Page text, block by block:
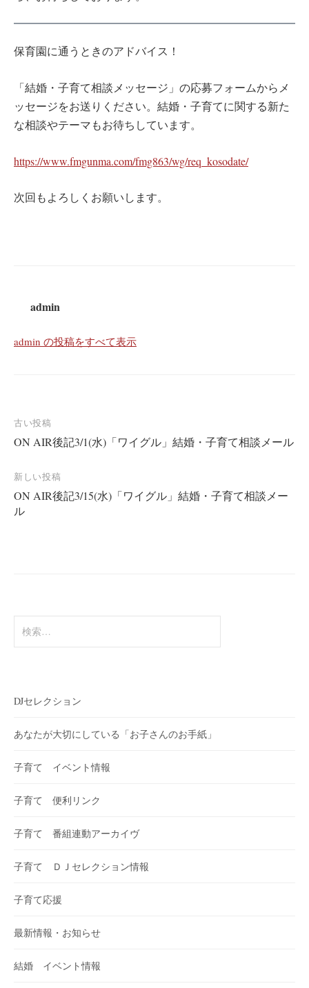
保育園に通うときのアドバイス！
「結婚・子育て相談メッセージ」の応募フォームからメ
ッセージをお送りください。結婚・子育てに関する新た
な相談やテーマもお待ちしています。
https://www.fmgunma.com/fmg863/wg/req_kosodate/
次回もよろしくお願いします。
admin
admin の投稿をすべて表示
投
稿
ナ
ビ
ゲ
古い投稿
ON AIR後記3/1(水)「ワイグル」結婚・子育て相談メール
新しい投稿
ON AIR後記3/15(水)「ワイグル」結婚・子育て相談メー
ル
索:
DJセレクション
あなたが大切にしている「お子さんのお手紙」
子育て イベント情報
子育て 便利リンク
子育て 番組連動アーカイヴ
子育て ＤＪセレクション情報
子育て応援
最新情報・お知らせ
結婚 イベント情報